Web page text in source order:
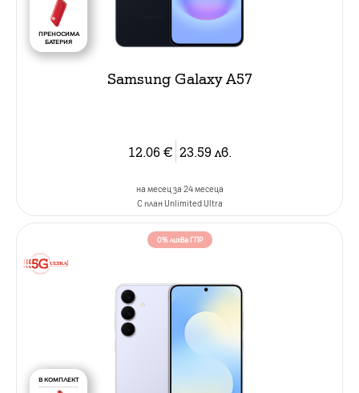
ПРЕНОСИМА
БАТЕРИЯ
Samsung Galaxy A57
12.06 € 23.59 лв.
на месец за 24 месеца
C план Unlimited Ultra
0% лихва ГПР
В КОМПЛЕКТ